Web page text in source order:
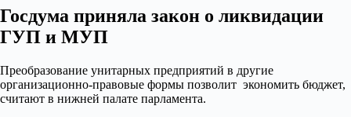
Госдума приняла закон о ликвидации
ГУП и МУП
Преобразование унитарных предприятий в другие
организационно-правовые формы позволит экономить бюджет,
считают в нижней палате парламента.